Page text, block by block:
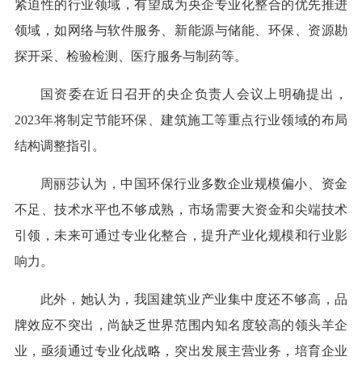
紧迫性的行业领域，有望成为央企专业化整合的优先推进
领域，如网络与软件服务、新能源与储能、环保、资源勘
探开采、检验检测、医疗服务与制药等。
国资委在近日召开的央企负责人会议上明确提出，
2023年将制定节能环保、建筑施工等重点行业领域的布局
结构调整指引。
周丽莎认为，中国环保行业多数企业规模偏小、资金
不足、技术水平也不够成熟，市场需要大资金和尖端技术
引领，未来可通过专业化整合，提升产业化规模和行业影
响力。
此外，她认为，我国建筑业产业集中度还不够高，品
牌效应不突出，尚缺乏世界范围内知名度较高的领头羊企
业，亟须通过专业化战略，突出发展主营业务，培育企业